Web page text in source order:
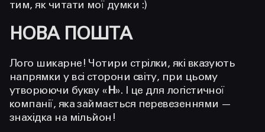
тим, як читати мої думки :)
НОВА ПОШТА
Лого шикарне! Чотири стрілки, які вказують
напрямки у всі сторони світу, при цьому
утворюючи букву «Н». І це для логістичної
компанії, яка займається перевезеннями —
знахідка на мільйон!